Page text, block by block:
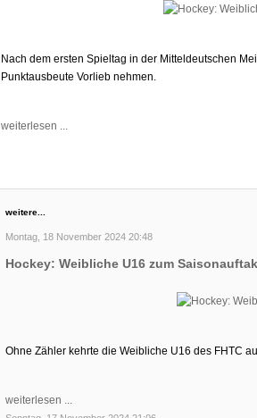
Nach dem ersten Spieltag in der Mitteldeutschen
Punktausbeute Vorlieb nehmen.
weiterlesen ...
weitere...
Montag, 18 November 2024 20:48
Hockey: Weibliche U16 zum
Ohne Zähler kehrte die Weibliche U16 des FHTC
weiterlesen ...